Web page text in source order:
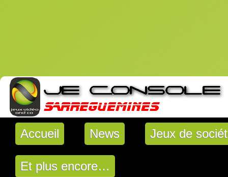
Accueil News Jeux de
Et plus encore…